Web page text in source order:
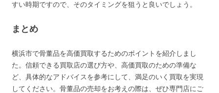
すい時期ですので、そのタイミングを狙うと良いでしょう。
まとめ
横浜市で骨董品を高価買取するためのポイントを紹介しまし
た。信頼できる買取店の選び方や、高価買取のための準備な
ど、具体的なアドバイスを参考にして、満足のいく買取を実現
してください。骨董品の売却をお考えの際は、ぜひ専門店にご